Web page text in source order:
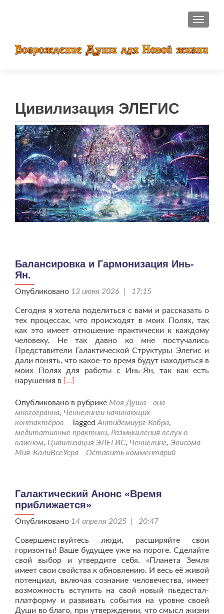
Цивилизация ЭЛЕГИС
Балансировка и Гармонизация Инь-
Ян.
Опубликовано 13 июня 2026 | 17:15
Сегодня я хотела поделиться с вами и рассказать о
тех процессах, что происходят в моих Полях, так
как это имеет отношение практически к каждому
человеку. Не так давно ко мне постучались
Представители Галактической Структуры Элегис и
дали понять, что какое-то время будут находиться в
моих Полях для работы с Инь-Ян, так как есть
нарушения в Читать
проБалансировка
и
Гармонизация
Инь-
Ян.
[…]
Опубликовано в рубрике Моя Душа - она
многогранна, Ченнелинги начинающих
контактёров
Tagged Антидемиург Кобра,
медитативные практики, Размышления вслух о
важном, Цивилизация ЭЛЕГИС, Ченнелинг, Эвисома-
Мия-КалиВсеУсра
Оставить комментарий
Галактический Анонс «Время
приближается»
Опубликовано 14 апреля 2025 | 20:47
Совершенствуйтесь люди, расширяйте свои
горизонты! Ваше будущее уже на пороге. Сделайте
свой выбор и утвердите себя. «Планета Земля
имеет свои свойства к обновлению. И весь её живой
потенциал, включая сознание человечества, имеет
возможность вступить на свой новый пьедестал-
платформу и развивать события на уровне своей
Души во благо, при утверждении, что смысл жизни